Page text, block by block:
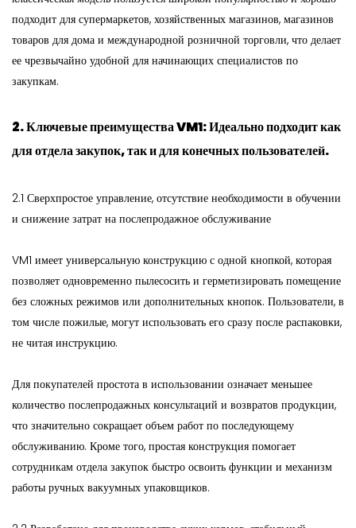
подходит для супермаркетов, хозяйственных магазинов, магазинов
товаров для дома и международной розничной торговли, что делает
ее чрезвычайно удобной для начинающих специалистов по
закупкам.
2. Ключевые преимущества VM1: Идеально подходит как
для отдела закупок, так и для конечных пользователей.
2.1 Сверхпростое управление, отсутствие необходимости в обучении
и снижение затрат на послепродажное обслуживание
VM1 имеет универсальную конструкцию с одной кнопкой, которая
позволяет одновременно пылесосить и герметизировать помещение
без сложных режимов или дополнительных кнопок. Пользователи, в
том числе пожилые, могут использовать его сразу после распаковки,
не читая инструкцию.
Для покупателей простота в использовании означает меньшее
количество послепродажных консультаций и возвратов продукции,
что значительно сокращает объем работ по последующему
обслуживанию. Кроме того, простая конструкция помогает
сотрудникам отдела закупок быстро освоить функции и механизм
работы ручных вакуумных упаковщиков.